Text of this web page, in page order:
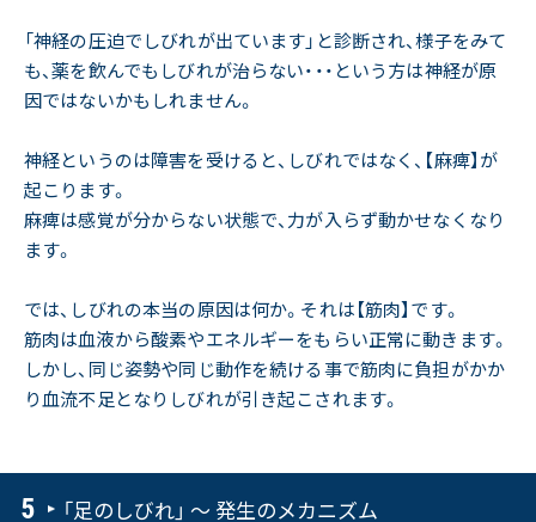
「神経の圧迫でしびれが出ています」と診断され、様子をみて
も、薬を飲んでもしびれが治らない・・・という方は神経が原
因ではないかもしれません。
神経というのは障害を受けると、しびれではなく、【麻痺】が
起こります。
麻痺は感覚が分からない状態で、力が入らず動かせなくなり
ます。
では、しびれの本当の原因は何か。それは【筋肉】です。
筋肉は血液から酸素やエネルギーをもらい正常に動きます。
しかし、同じ姿勢や同じ動作を続ける事で筋肉に負担がかか
り血流不足となりしびれが引き起こされます。
「足のしびれ」 ～ 発生のメカニズム